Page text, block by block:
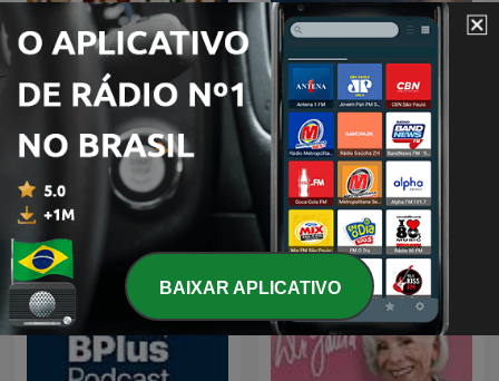
Cuentacuentos para niños Leyendas Del Ecuador
BAIXAR APLICATIVO